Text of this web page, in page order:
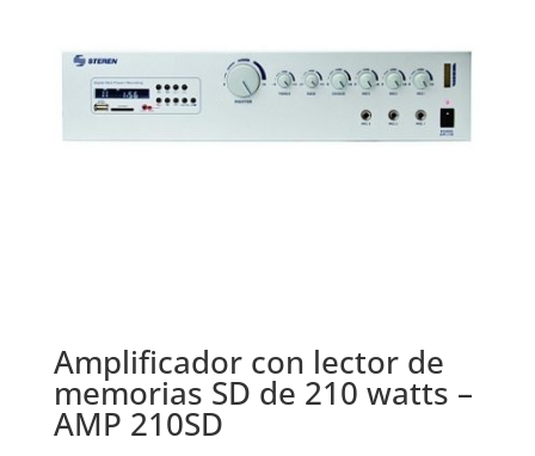
Amplificador con lector de
memorias SD de 210 watts –
AMP 210SD